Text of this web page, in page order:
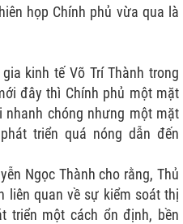
họp Chính phủ vừa qua là
kinh tế Võ Trí Thành trong
đây thì Chính phủ một mặt
nhanh chóng nhưng một mặt
triển quá nóng dẫn đến
Ngọc Thành cho rằng, Thủ
liên quan về sự kiểm soát thị
triển một cách ổn định, bền